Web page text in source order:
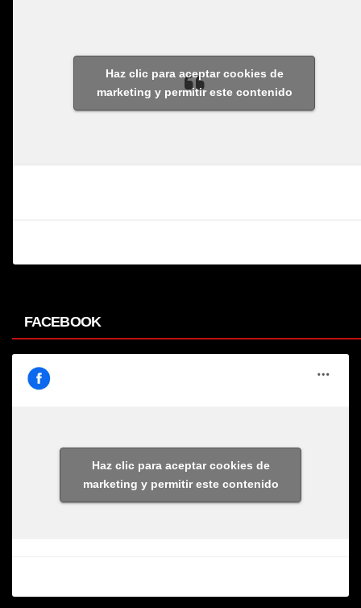
Haz clic para aceptar cookies de
marketing y permitir este contenido
FACEBOOK
Haz clic para aceptar cookies de
marketing y permitir este contenido